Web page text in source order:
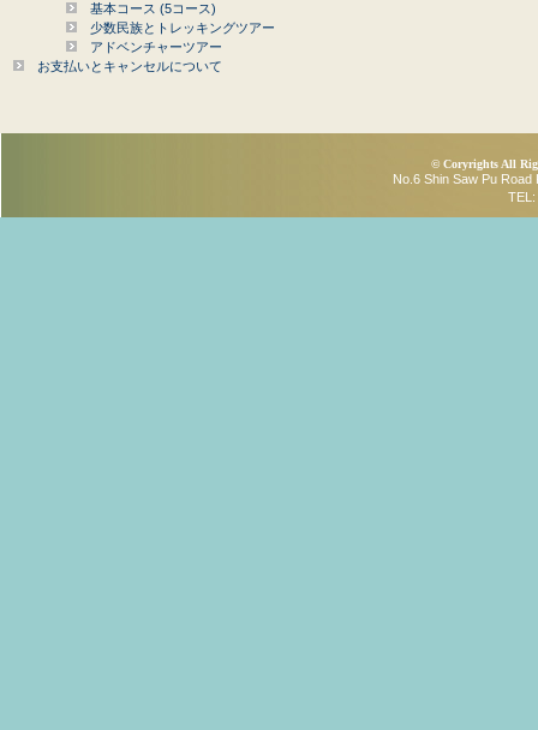
基本コース (5コース)
少数民族とトレッキングツアー
アドベンチャーツアー
お支払いとキャンセルについて
© Coryrights All
No.6 Shin Saw Pu Road
TEL: